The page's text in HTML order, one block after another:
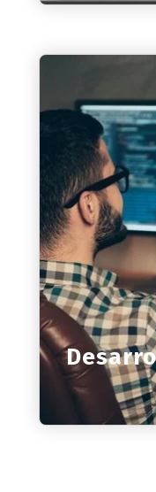
Desarrollo